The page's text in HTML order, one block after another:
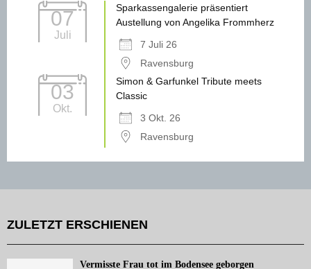
07
Juli
Sparkassengalerie präsentiert
Austellung von Angelika Frommherz
7 Juli 26
Ravensburg
03
Okt.
Simon & Garfunkel Tribute meets
Classic
3 Okt. 26
Ravensburg
ZULETZT ERSCHIENEN
Vermisste Frau tot im Bodensee geborgen